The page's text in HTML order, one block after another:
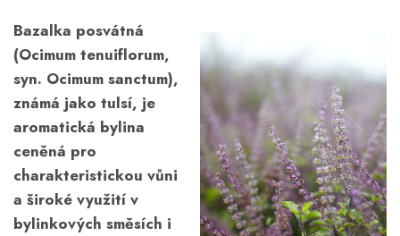
Bazalka posvátná
(Ocimum tenuiflorum,
syn. Ocimum sanctum),
známá jako tulsí, je
aromatická bylina
ceněná pro
charakteristickou vůni
a široké využití v
bylinkových směsích i